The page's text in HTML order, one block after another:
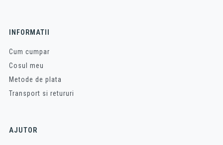
INFORMATII
Cum cumpar
Cosul meu
Metode de plata
Transport si retururi
AJUTOR